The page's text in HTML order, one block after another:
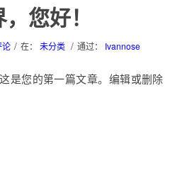
您好！
论 / 在： 未分类 / 通过： Ivannose
是您的第一篇文章。编辑或删除